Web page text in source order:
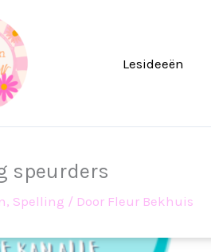
Lesideeën
speurders
, Spelling / Door Fleur Bekhuis